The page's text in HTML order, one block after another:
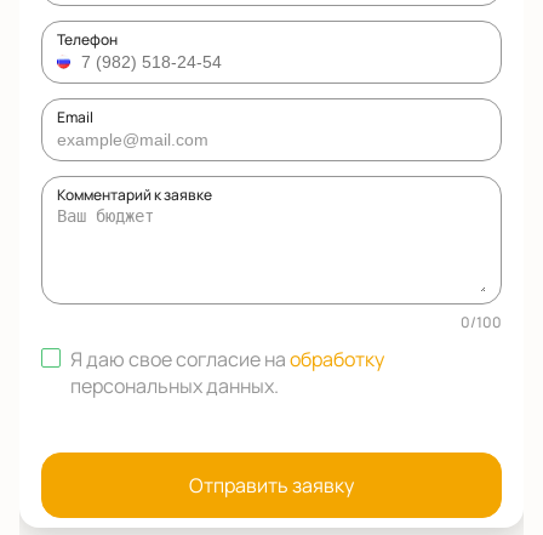
Телефон
Email
Комментарий к заявке
0/100
Я даю свое согласие наобработку
персональных данных.
Отправить заявку